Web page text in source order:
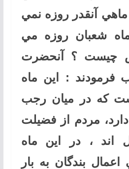
آنقدر روزه نمي
شعبان روزه مي
چيست ؟ آنحضرت
: اين ماه
كه در ميان رجب
مردم از فضيلت
اند ، در اين ماه
بندگان به بار